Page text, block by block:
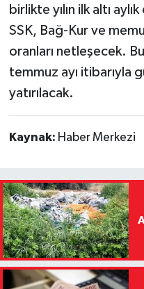
birlikte yılın ilk altı
SSK, Bağ-Kur ve
oranları netleşecek.
temmuz ayı itibarıyla
yatırılacak.
Kaynak: Haber Merkezi